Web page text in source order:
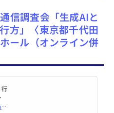
信調査会「生成AIと
方」〈東京都千代田
ール（オンライン併
https://www.chosakai.gr.jp/oshirase/生成aiとジャーナリズムの行方 ５月２８日（金）/